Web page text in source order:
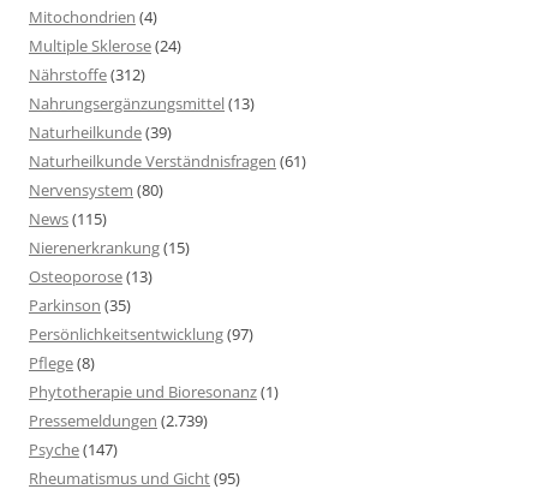
Mitochondrien (4)
Multiple Sklerose(24)
Nährstoffe(312)
Nahrungsergänzungsmittel(13)
Naturheilkunde(39)
Naturheilkunde Verständnisfragen (61)
Nervensystem (80)
News(115)
Nierenerkrankung(15)
Osteoporose(13)
Parkinson (35)
Persönlichkeitsentwicklung(97)
Pflege(8)
Phytotherapie und Bioresonanz(1)
Pressemeldungen (2.739)
Psyche(147)
Rheumatismus und Gicht(95)